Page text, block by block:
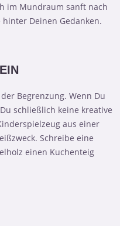
im Mundraum sanft nach
Deinen Gedanken.
Begrenzung. Wenn Du
schließlich keine kreative
aus einer
Schreibe eine
einen Kuchenteig